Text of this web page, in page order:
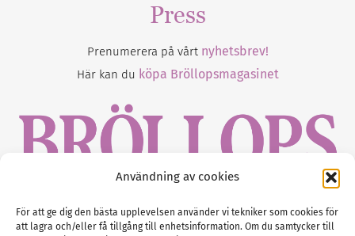
Användning av cookies
För att ge dig den bästa upplevelsen använder vi tekniker som cookies för
att lagra och/eller få tillgång till enhetsinformation. Om du samtycker till
Press
Prenumerera på vårt nyhetsbrev!
Här kan du köpa Bröllopsmagasinet
Gustaf Mattssons väg 2, 451 50 Uddevalla